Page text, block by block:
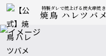
特製ダレで焼上げる炭火串焼き
焼鳥 ハレツバメ